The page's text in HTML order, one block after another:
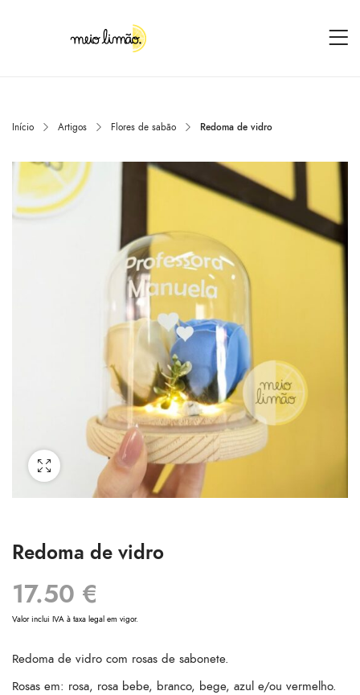
Início Artigos Flores de sabão Redoma de vidro
Redoma de vidro
17.50 €
Valor inclui IVA à taxa legal em vigor.
Redoma de vidro com rosas de sabonete.
Rosas em: rosa, rosa bebe, branco, bege, azul e/ou vermelho.